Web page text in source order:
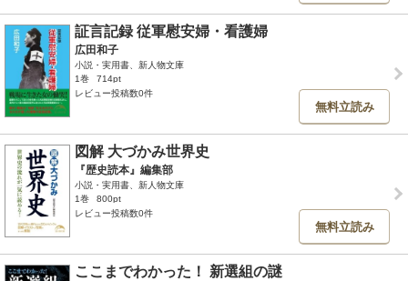
証言記録 従軍慰安婦・看護婦
広田和子
小説・実用書、新人物文庫
1巻
714pt
レビュー投稿数0件
無料立読み
図解 大づかみ世界史
『歴史読本』編集部
小説・実用書、新人物文庫
1巻
800pt
レビュー投稿数0件
無料立読み
ここまでわかった！ 新選組の謎